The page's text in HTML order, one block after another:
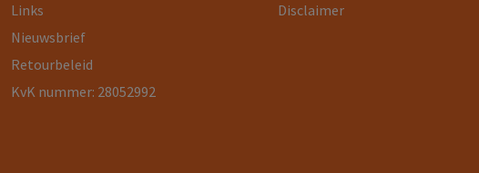
Links
Nieuwsbrief
Retourbeleid
KvK nummer: 28052992
Disclaimer